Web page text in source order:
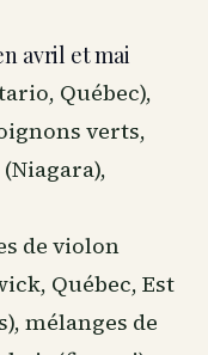
avril et mai
Québec),
verts,
de violon
Québec, Est
mélanges de